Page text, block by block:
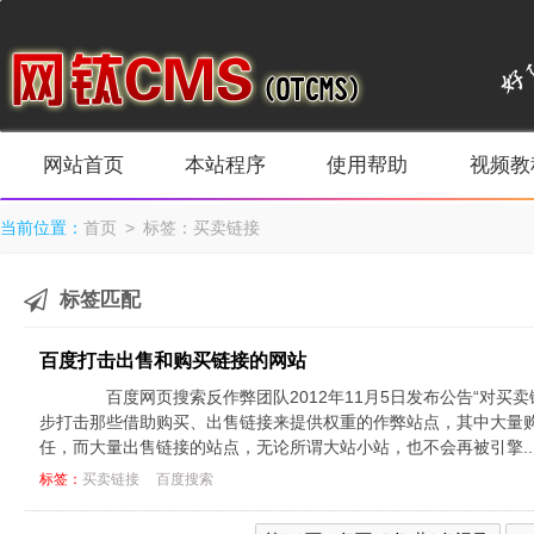
网站首页 本站程序 使用帮助 视频
当前位置： 首页 > 标签：买卖链接
标签匹配
百度打击出售和购买链接的网站
百度网页搜索反作弊团队2012年11月5日发布公告“对买卖
步打击那些借助购买、出售链接来提供权重的作弊站点，其中大
任，而大量出售链接的站点，无论所谓大站小站，也不会再被引
标签： 买卖链接 百度搜索